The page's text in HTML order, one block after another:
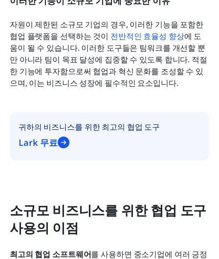
자원이 제한된 소규모 기업의 경우, 이러한 기능을 포함한
협업 플랫폼을 선택하는 것이 전반적인 효율성 향상에 도
움이 될 수 있습니다. 이러한 도구들은 팀워크를 개선할 뿐
만 아니라 팀이 목표 달성에 집중할 수 있도록 합니다. 적절
한 기능에 투자함으로써 협업과 혁신 문화를 조성할 수 있
으며, 이는 비즈니스 성장에 필수적인 요소입니다.
귀하의 비즈니스를 위한 최고의 협업 도구
Lark 무료
소규모 비즈니스를 위한 협업 도구
사용의 이점
최고의 협업 소프트웨어를 사용하면 중소기업에 여러 긍정